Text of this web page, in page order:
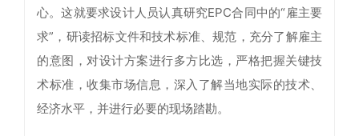
心。这就要求设计人员认真研究EPC合同中的“雇主要
求”，研读招标文件和技术标准、规范，充分了解雇主
的意图，对设计方案进行多方比选，严格把握关键技
术标准，收集市场信息，深入了解当地实际的技术、
经济水平，并进行必要的现场踏勘。